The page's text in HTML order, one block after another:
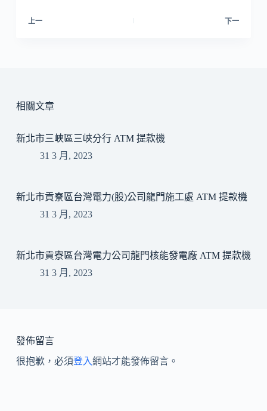
上一 下一
相關文章
新北市三峽區三峽分行 ATM 提款機
31 3 月, 2023
新北市貢寮區台灣電力(股)公司龍門施工處 ATM 提款機
31 3 月, 2023
新北市貢寮區台灣電力公司龍門核能發電廠 ATM 提款機
31 3 月, 2023
發佈留言
很抱歉，必須登入網站才能發佈留言。